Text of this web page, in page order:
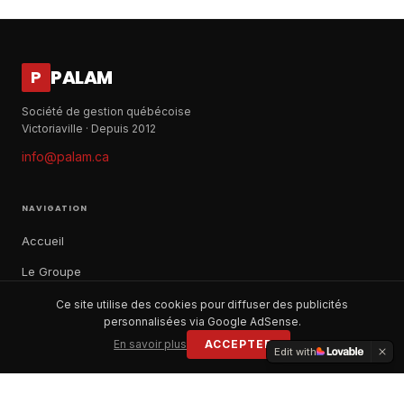
P PALAM
Société de gestion québécoise
Victoriaville · Depuis 2012
info@palam.ca
NAVIGATION
Accueil
Le Groupe
Notre histoire
Ce site utilise des cookies pour diffuser des publicités
personnalisées via Google AdSense.
En savoir plus
ACCEPTER
Edit with